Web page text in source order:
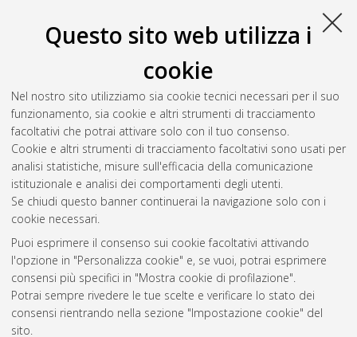
Questo sito web utilizza i
cookie
Nel nostro sito utilizziamo sia cookie tecnici necessari per il suo
funzionamento, sia cookie e altri strumenti di tracciamento
facoltativi che potrai attivare solo con il tuo consenso.
Cookie e altri strumenti di tracciamento facoltativi sono usati per
analisi statistiche, misure sull'efficacia della comunicazione
istituzionale e analisi dei comportamenti degli utenti.
Se chiudi questo banner continuerai la navigazione solo con i
cookie necessari.
Puoi esprimere il consenso sui cookie facoltativi attivando
l'opzione in "Personalizza cookie" e, se vuoi, potrai esprimere
consensi più specifici in "Mostra cookie di profilazione".
Potrai sempre rivedere le tue scelte e verificare lo stato dei
consensi rientrando nella sezione "Impostazione cookie" del
sito.
Salva citazione
Condividi
Il full-text non è disponibile per scelta dell'autore. (
Abstract
Altri metadati
Gestione del documento:
Atom
Rss 1.0
Rss 2.0